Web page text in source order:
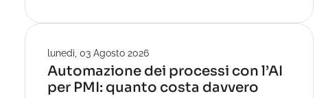
lunedì, 03 Agosto 2026
Automazione dei processi con l’AI
per PMI: quanto costa davvero